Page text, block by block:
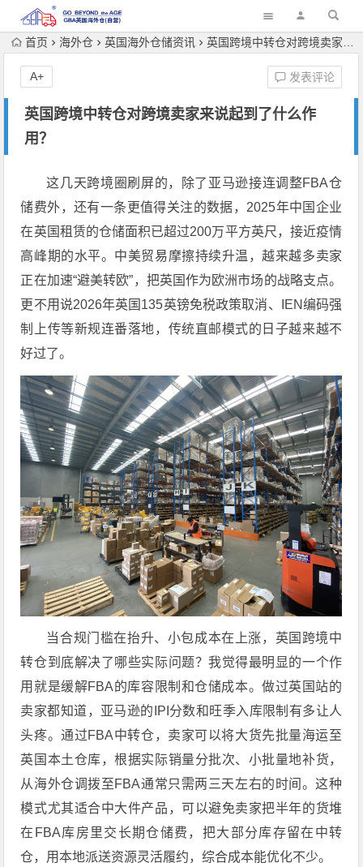
首页 海外仓 英国海外仓储资讯 英国跨境中转仓对跨境卖家来说起到了什么作用？
英国跨境中转仓对跨境卖家来说起到了什么作
用？
发表评论
A+
这几天跨境圈刷屏的，除了亚马逊接连调整FBA仓
储费外，还有一条更值得关注的数据，2025年中国企业
在英国租赁的仓储面积已超过200万平方英尺，接近疫情
高峰期的水平。中美贸易摩擦持续升温，越来越多卖家
正在加速“避美转欧”，把英国作为欧洲市场的战略支点。
更不用说2026年英国135英镑免税政策取消、IEN编码强
制上传等新规连番落地，传统直邮模式的日子越来越不
好过了。
当合规门槛在抬升、小包成本在上涨，英国跨境中
转仓到底解决了哪些实际问题？我觉得最明显的一个作
用就是缓解FBA的库容限制和仓储成本。做过英国站的
卖家都知道，亚马逊的IPI分数和旺季入库限制有多让人
头疼。通过FBA中转仓，卖家可以将大货先批量海运至
英国本土仓库，根据实际销量分批次、小批量地补货，
从海外仓调拨至FBA通常只需两三天左右的时间 。这种
模式尤其适合中大件产品，可以避免卖家把半年的货堆
在FBA库房里交长期仓储费，把大部分库存留在中转
仓，用本地派送资源灵活履约，综合成本能优化不少。